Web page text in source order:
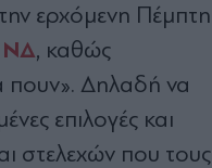
ερχόμενη Πέμπτη
ΝΔ, καθώς
πουν». Δηλαδή να
επιλογές και
στελεχών που τους